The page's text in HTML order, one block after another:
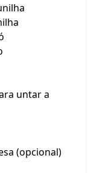
untar a
(opcional)